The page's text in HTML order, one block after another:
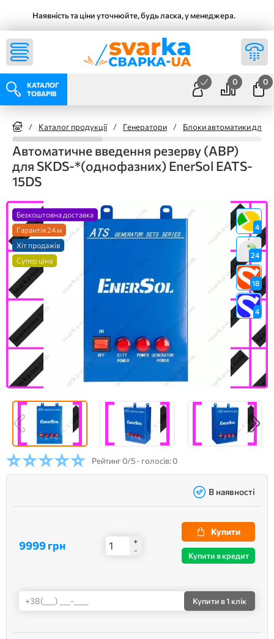
Наявність та ціни уточнюйте, будь ласка, у менеджера.
КАТАЛОГ
ТОВАРІВ
0 0
/ Каталог продукції / Генератори / Блоки автоматики для
Автоматичне введення резерву (АВР)
для SKDS-*(однофазних) EnerSol EATS-
15DS
Безкоштовна доставка
Гарантія 24 м
Хіт продажів
Супер ціна
4
24
18
4
Рейтинг0/5 - голосів: 0
В наявності
9999 грн
+
-
Купити
Купити в кредит
Купити в 1 клік